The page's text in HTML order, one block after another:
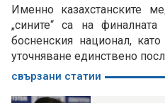
Именно казахстанските
„сините“ са на
босненския национал,
уточняване единствено
свързани статии